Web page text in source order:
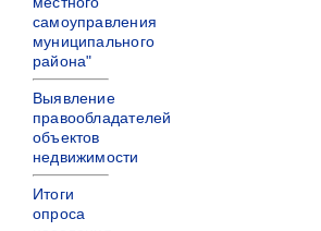
самоуправления
муниципального
района"
Выявление
правообладателей
объектов
недвижимости
Итоги
опроса